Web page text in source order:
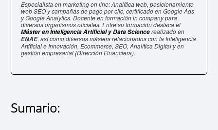
Especialista en marketing on line: Analítica web, posicionamiento
web SEO y campañas de pago por clic, certificado en Google Ads
y Google Analytics. Docente en formación in company para
diversos organismos oficiales. Entre su formación destaca el
Máster en Inteligencia Artificial y Data Sciencerealizado en
ENAE, así como diversos másters relacionados con la Inteligencia
Artificial e Innovación, Ecommerce, SEO, Analítica Digital y en
gestión empresarial (Dirección Financiera).
Sumario: